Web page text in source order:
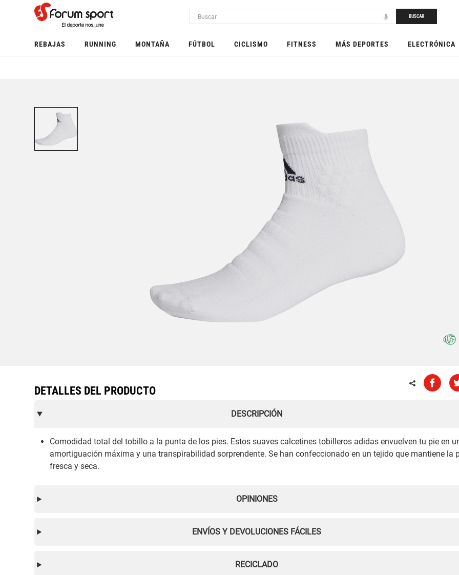
BUSCAR
REBAJAS RUNNING MONTAÑA FÚTBOL CICLISMO FITNESS MÁS DEPORTES ELECTRÓNICA
DETALLES DEL PRODUCTO
DESCRIPCIÓN
Comodidad total del tobillo a la punta de los pies. Estos suaves calcetines tobilleros adidas envuelven tu pie en
amortiguación máxima y una transpirabilidad sorprendente. Se han confeccionado en un tejido que mantiene la
fresca y seca.
OPINIONES
ENVÍOS Y DEVOLUCIONES FÁCILES
RECICLADO